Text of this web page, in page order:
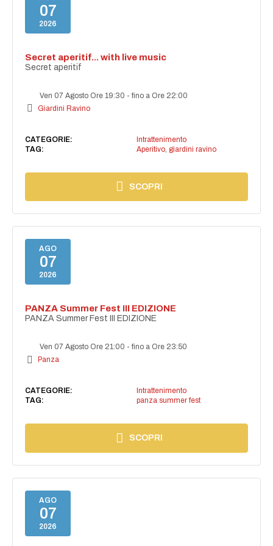
07
2026
Secret aperitif... with live music
Secret aperitif
Ven 07 Agosto Ore 19:30 -fino a Ore 22:00
Giardini Ravino
CATEGORIE:
Intrattenimento
TAG:
Aperitivo, giardini ravino
SCOPRI
AGO
07
2026
PANZA Summer Fest III EDIZIONE
PANZA Summer Fest III EDIZIONE
Ven 07 Agosto Ore 21:00 -fino a Ore 23:50
Panza
CATEGORIE:
Intrattenimento
TAG:
panza summer fest
SCOPRI
AGO
07
2026